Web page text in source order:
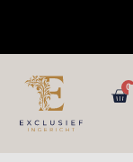
✓ Dé specialist in 0